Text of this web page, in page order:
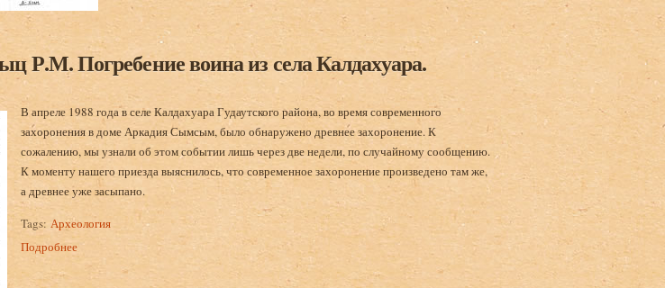
Р.М. Погребение воина из села Калдахуара.
В апреле 1988 года в селе Калдахуара Гудаутского района, во время современного
захоронения в доме Аркадия Сымсым, было обнаружено древнее захоронение. К
сожалению, мы узнали об этом событии лишь через две недели, по случайному сообщению.
К моменту нашего приезда выяснилось, что современное захоронение произведено там же,
а древнее уже засыпано.
Tags: Археология
Подробнее о Барцыц Р.М. Погребение воина из села Калдахуара.